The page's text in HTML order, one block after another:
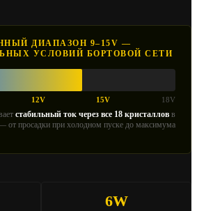
ДИАПАЗОН 9–15V —
УСЛОВИЙ БОРТОВОЙ СЕТИ
12V 15V 18V
стабильный ток через все 18 кристаллов в
от просадки при холодном пуске до максимума
6W